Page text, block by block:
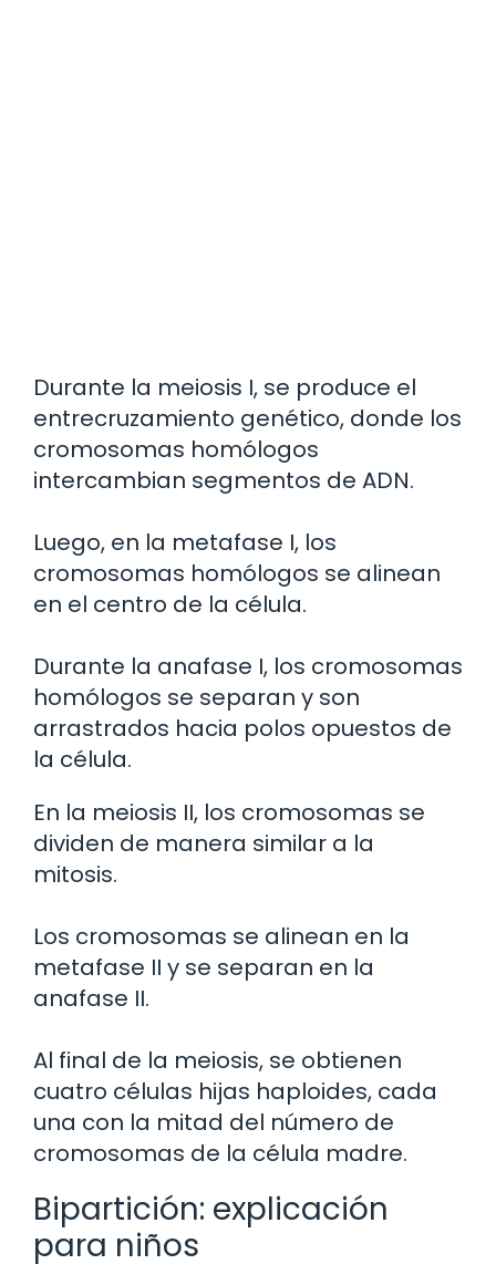
Durante la meiosis I, se produce el
entrecruzamiento genético, donde los
cromosomas homólogos
intercambian segmentos de ADN.
Luego, en la metafase I, los
cromosomas homólogos se alinean
en el centro de la célula.
Durante la anafase I, los cromosomas
homólogos se separan y son
arrastrados hacia polos opuestos de
la célula.
En la meiosis II, los cromosomas se
dividen de manera similar a la
mitosis.
Los cromosomas se alinean en la
metafase II y se separan en la
anafase II.
Al final de la meiosis, se obtienen
cuatro células hijas haploides, cada
una con la mitad del número de
cromosomas de la célula madre.
Bipartición: explicación
para niños